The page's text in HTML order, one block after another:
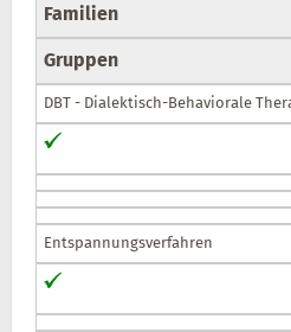
Familien
Gruppen
DBT - Dialektisch-Behaviorale
Entspannungsverfahren